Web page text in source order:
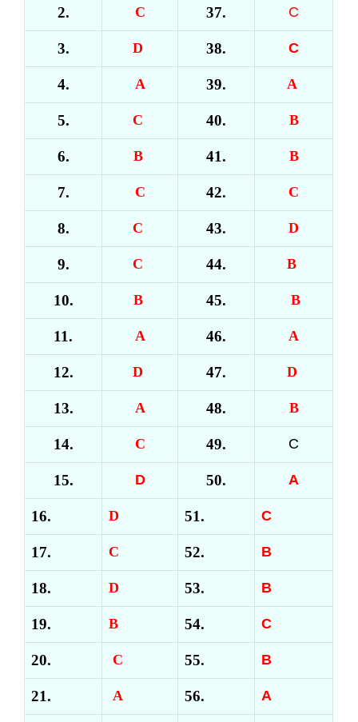
2. C 37. C
3. D 38. C
4. A 39. A
5. C 40. B
6. B 41. B
7. C 42. C
8. C 43. D
9. C 44. B
10. B 45. B
11. A 46. A
12. D 47. D
13. A 48. B
14. C 49. C
15. D 50. A
16. D 51. C
17. C 52. B
18. D 53. B
19. B 54. C
20. C 55. B
21. A 56. A